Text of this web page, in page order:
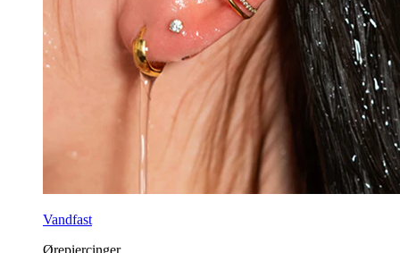
Vandfast
Ørepiercinger